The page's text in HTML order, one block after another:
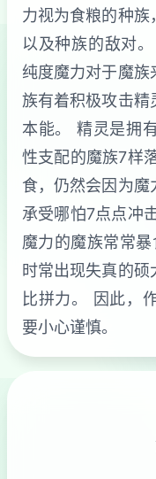
力视为食粮的种族
以及种族的敌对
纯度魔力对于魔
族有着积极攻击精
本能。 精灵是拥
性支配的魔族7样
食，仍然会因为魔
承受哪怕7点点冲
魔力的魔族常常
时常出现失真的
比拼力。 因此，
要小心谨慎。